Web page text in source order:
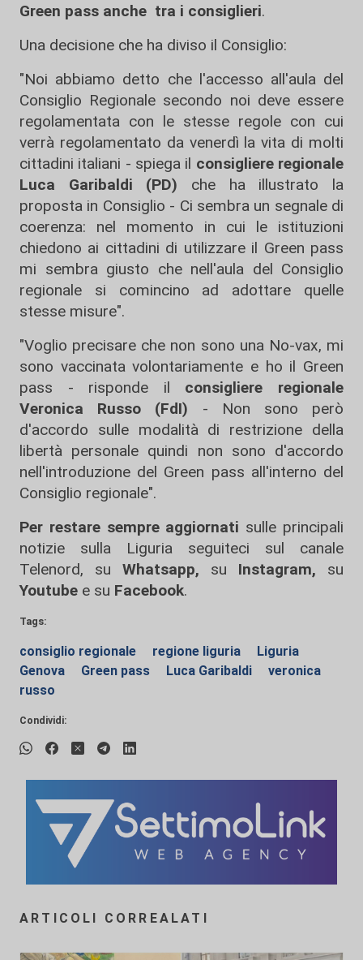
Green pass anche tra i consiglieri.
Una decisione che ha diviso il Consiglio:
"Noi abbiamo detto che l'accesso all'aula del
Consiglio Regionale secondo noi deve essere
regolamentata con le stesse regole con cui
verrà regolamentato da venerdì la vita di molti
cittadini italiani - spiega il consigliere regionale
Luca Garibaldi (PD) che ha illustrato la
proposta in Consiglio - Ci sembra un segnale di
coerenza: nel momento in cui le istituzioni
chiedono ai cittadini di utilizzare il Green pass
mi sembra giusto che nell'aula del Consiglio
regionale si comincino ad adottare quelle
stesse misure".
"Voglio precisare che non sono una No-vax, mi
sono vaccinata volontariamente e ho il Green
pass - risponde il consigliere regionale
Veronica Russo (FdI) - Non sono però
d'accordo sulle modalità di restrizione della
libertà personale quindi non sono d'accordo
nell'introduzione del Green pass all'interno del
Consiglio regionale".
Per restare sempre aggiornati sulle principali
notizie sulla Liguria seguiteci sul canale
Telenord, su
Whatsapp, su Instagram, su
Youtube e su Facebook.
Tags:
consiglio regionale regione liguria
Liguria
Genova
Green pass Luca Garibaldi
veronica
russo
Condividi:
ARTICOLI CORREALATI